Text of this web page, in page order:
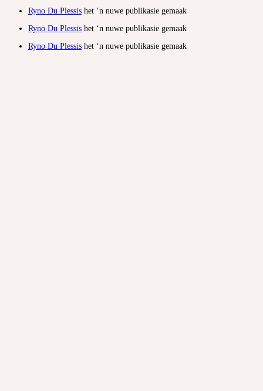
Ryno Du Plessis het ‘n nuwe publikasie gemaak
Ryno Du Plessis het ‘n nuwe publikasie gemaak
Ryno Du Plessis het ‘n nuwe publikasie gemaak